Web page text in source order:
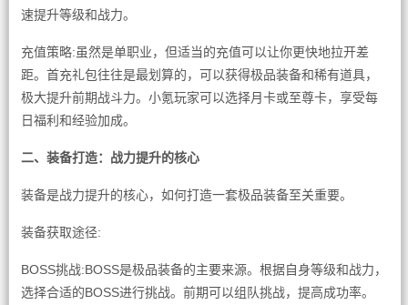
速提升等级和战力。
充值策略:虽然是单职业，但适当的充值可以让你更快地拉开差
距。首充礼包往往是最划算的，可以获得极品装备和稀有道具，
极大提升前期战斗力。小氪玩家可以选择月卡或至尊卡，享受每
日福利和经验加成。
二、装备打造：战力提升的核心
装备是战力提升的核心，如何打造一套极品装备至关重要。
装备获取途径:
BOSS挑战:BOSS是极品装备的主要来源。根据自身等级和战力，
选择合适的BOSS进行挑战。前期可以组队挑战，提高成功率。